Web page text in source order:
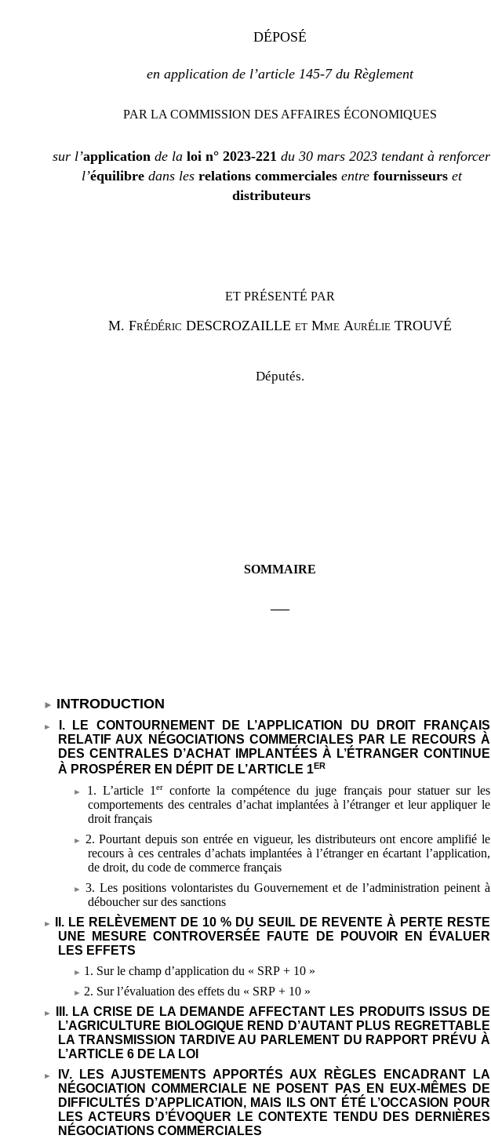
DÉPOSÉ
en application de l’article 145-7 du Règlement
PAR LA COMMISSION DES AFFAIRES ÉCONOMIQUES
sur l’applicationde la loi n° 2023-221du 30 mars 2023 tendant à renforcer
l’équilibredans les relations commercialesentre fournisseurset
distributeurs
ET PRÉSENTÉ PAR
M. FrÉdÉric DESCROZAILLE et Mme AurÉlie TROUVÉ
Députés.
SOMMAIRE
INTRODUCTION
I. LE CONTOURNEMENT DE L’APPLICATION DU DROIT FRANÇAIS
RELATIF AUX NÉGOCIATIONS COMMERCIALES PAR LE RECOURS À
DES CENTRALES D’ACHAT IMPLANTÉES À L’ÉTRANGER CONTINUE
À PROSPÉRER EN DÉPIT DE L’ARTICLE 1ER
1. L’article 1er
conforte la compétence du juge français pour statuer sur les
comportements des centrales d’achat implantées à l’étranger et leur appliquer le
droit français
2. Pourtant depuis son entrée en vigueur, les distributeurs ont encore amplifié le
recours à ces centrales d’achats implantées à l’étranger en écartant l’application,
de droit, du code de commerce français
3. Les positions volontaristes du Gouvernement et de l’administration peinent à
déboucher sur des sanctions
II. LE RELÈVEMENT DE 10 % DU SEUIL DE REVENTE À PERTE RESTE
UNE MESURE CONTROVERSÉE FAUTE DE POUVOIR EN ÉVALUER
LES EFFETS
1. Sur le champ d’application du « SRP + 10 »
2. Sur l’évaluation des effets du « SRP + 10 »
III. LA CRISE DE LA DEMANDE AFFECTANT LES PRODUITS ISSUS DE
L’AGRICULTURE BIOLOGIQUE REND D’AUTANT PLUS REGRETTABLE
LA TRANSMISSION TARDIVE AU PARLEMENT DU RAPPORT PRÉVU À
L’ARTICLE 6 DE LA LOI
IV. LES AJUSTEMENTS APPORTÉS AUX RÈGLES ENCADRANT LA
NÉGOCIATION COMMERCIALE NE POSENT PAS EN EUX-MÊMES DE
DIFFICULTÉS D’APPLICATION, MAIS ILS ONT ÉTÉ L’OCCASION POUR
LES ACTEURS D’ÉVOQUER LE CONTEXTE TENDU DES DERNIÈRES
NÉGOCIATIONS COMMERCIALES